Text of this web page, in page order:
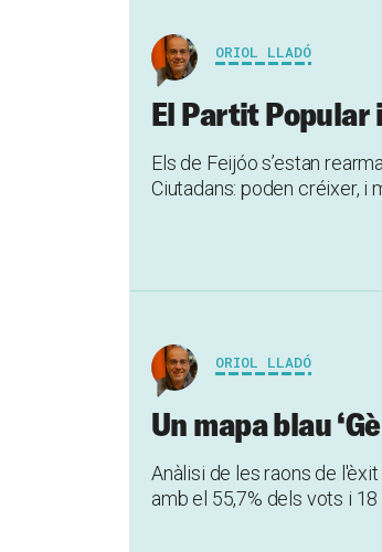
ORIOL LLADÓ
El Partit Popular
Els de Feijóo s’estan
Ciutadans: poden créixer, i
ORIOL LLADÓ
Un mapa blau
Anàlisi de les raons de
amb el 55,7% dels vots i